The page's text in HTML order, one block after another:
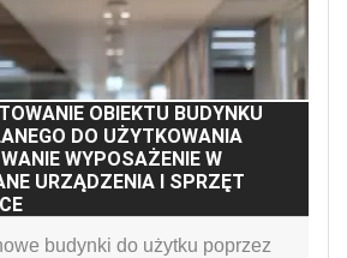
OBIEKTU BUDYNKU
DO UŻYTKOWANIA
WYPOSAŻENIE W
URZĄDZENIA I SPRZĘT
budynki do użytku poprzez